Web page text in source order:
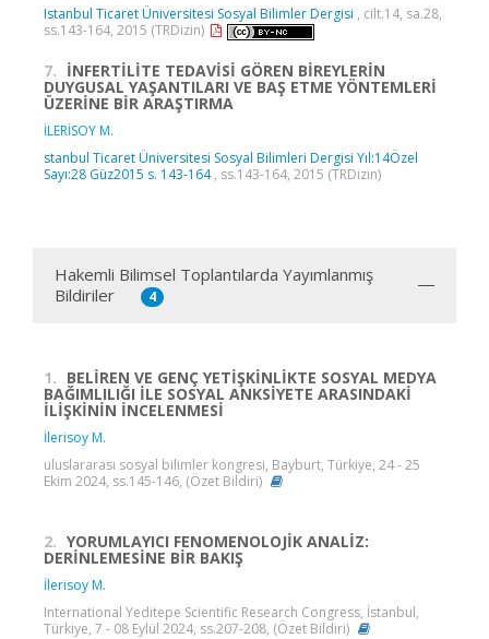
Istanbul Ticaret Üniversitesi Sosyal Bilimler Dergisi , cilt.14, sa.28,
ss.143-164, 2015 (TRDizin)
7. İNFERTİLİTE TEDAVİSİ GÖREN BİREYLERİN
DUYGUSAL YAŞANTILARI VE BAŞ ETME YÖNTEMLERİ
ÜZERİNE BİR ARAŞTIRMA
İLERİSOY M.
stanbul Ticaret Üniversitesi Sosyal Bilimleri Dergisi Yıl:14Özel
Sayı:28 Güz2015 s. 143-164, ss.143-164, 2015 (TRDizin)
Hakemli Bilimsel Toplantılarda Yayımlanmış
Bildiriler
4
1. BELİREN VE GENÇ YETİŞKİNLİKTE SOSYAL MEDYA
BAĞIMLILIĞI İLE SOSYAL ANKSİYETE ARASINDAKİ
İLİŞKİNİN İNCELENMESİ
İlerisoy M.
uluslararası sosyal bilimler kongresi, Bayburt, Türkiye, 24 - 25
Ekim 2024, ss.145-146, (Özet Bildiri)
2. YORUMLAYICI FENOMENOLOJİK ANALİZ:
DERİNLEMESİNE BİR BAKIŞ
İlerisoy M.
International Yeditepe Scientific Research Congress, İstanbul,
Türkiye, 7 - 08 Eylül 2024, ss.207-208, (Özet Bildiri)